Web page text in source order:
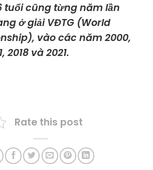
tuổi cũng từng năm lần
ở giải VĐTG (World
vào các năm 2000,
2018 và 2021.
Rate this post